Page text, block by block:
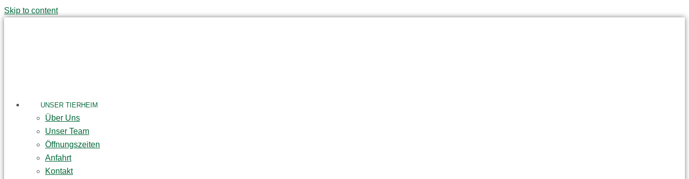
Skip to content
UNSER TIERHEIM
Über Uns
Unser Team
Öffnungszeiten
Anfahrt
Kontakt